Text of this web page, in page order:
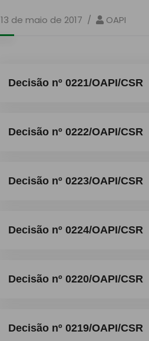
13 de maio de 2017 OAPI
Decisão nº 0221/OAPI/CSR
Decisão nº 0222/OAPI/CSR
Decisão nº 0223/OAPI/CSR
Decisão nº 0224/OAPI/CSR
Decisão nº 0220/OAPI/CSR
Decisão nº 0219/OAPI/CSR